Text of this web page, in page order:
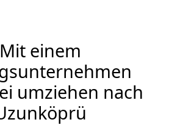
Mit einem
umziehen nach